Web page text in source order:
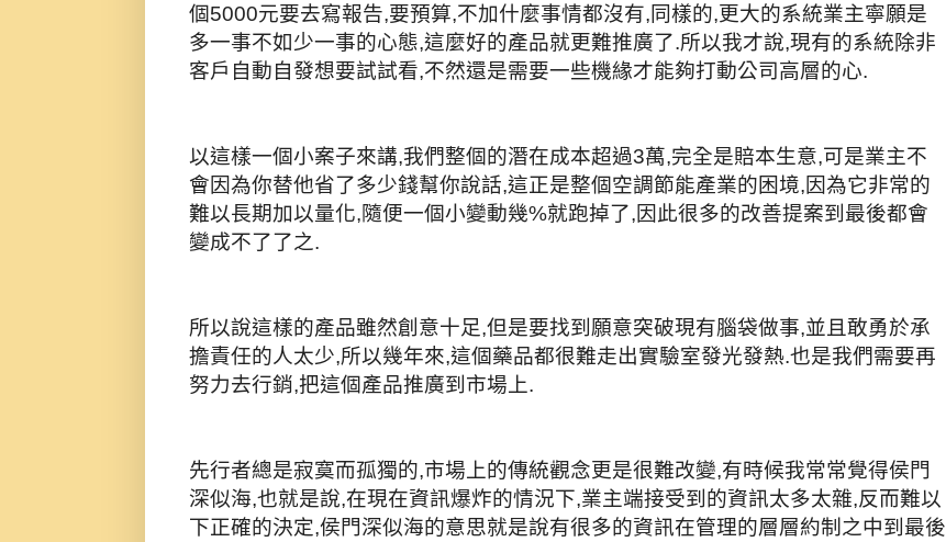
個5000元要去寫報告,要預算,不加什麼事情都沒有,同樣的,更大的系統業主寧願是
多一事不如少一事的心態,這麼好的產品就更難推廣了.所以我才說,現有的系統除非
客戶自動自發想要試試看,不然還是需要一些機緣才能夠打動公司高層的心.
以這樣一個小案子來講,我們整個的潛在成本超過3萬,完全是賠本生意,可是業主不
會因為你替他省了多少錢幫你說話,這正是整個空調節能產業的困境,因為它非常的
難以長期加以量化,隨便一個小變動幾%就跑掉了,因此很多的改善提案到最後都會
變成不了了之.
所以說這樣的產品雖然創意十足,但是要找到願意突破現有腦袋做事,並且敢勇於承
擔責任的人太少,所以幾年來,這個藥品都很難走出實驗室發光發熱.也是我們需要再
努力去行銷,把這個產品推廣到市場上.
先行者總是寂寞而孤獨的,市場上的傳統觀念更是很難改變,有時候我常常覺得侯門
深似海,也就是說,在現在資訊爆炸的情況下,業主端接受到的資訊太多太雜,反而難以
下正確的決定,侯門深似海的意思就是說有很多的資訊在管理的層層約制之中到最後